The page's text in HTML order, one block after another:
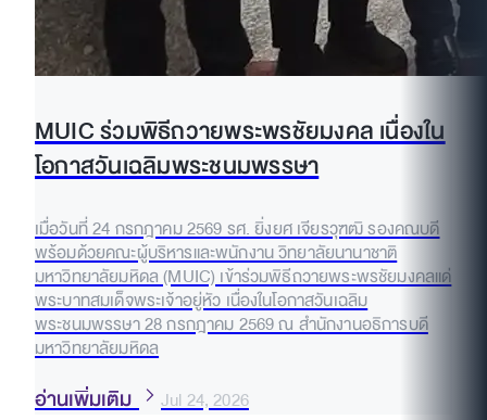
MUIC ร่วมพิธีถวายพระพรชัยมงคล เนื่องใน
โอกาสวันเฉลิมพระชนมพรรษา
เมื่อวันที่ 24 กรกฎาคม 2569 รศ. ยิ่งยศ เจียรวุฑฒิ รองคณบดี
พร้อมด้วยคณะผู้บริหารและพนักงาน วิทยาลัยนานาชาติ
มหาวิทยาลัยมหิดล (MUIC) เข้าร่วมพิธีถวายพระพรชัยมงคลแด่
พระบาทสมเด็จพระเจ้าอยู่หัว เนื่องในโอกาสวันเฉลิม
พระชนมพรรษา 28 กรกฎาคม 2569 ณ สำนักงานอธิการบดี
มหาวิทยาลัยมหิดล
อ่านเพิ่มเติม Jul 24, 2026